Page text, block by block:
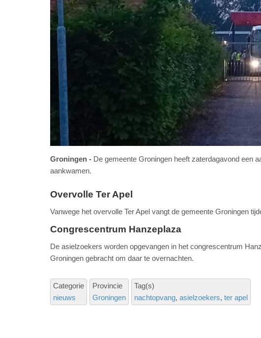
Groningen
De gemeente Groningen heeft zaterdagavond een
aankwamen.
Overvolle Ter Apel
Vanwege het overvolle Ter Apel vangt de gemeente Groningen
Congrescentrum Hanzeplaza
De asielzoekers worden opgevangen in het congrescentrum
Groningen gebracht om daar te overnachten.
Categorie
nieuws
Provincie
Groningen
Tag(s)
nachtopvang asielzoekers ter apel